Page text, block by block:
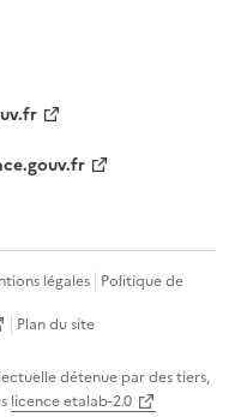
légales Politique de
Plan du site
détenue par des tiers,
licence etalab-2.0